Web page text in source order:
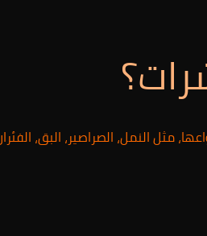
النمل، الصراصير، البق،